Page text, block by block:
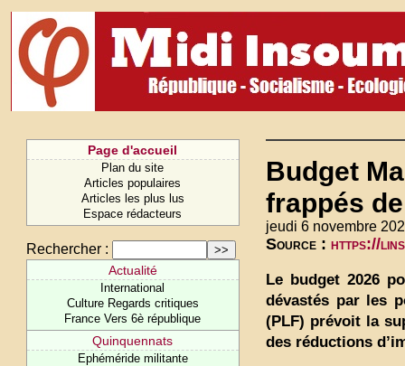
Page d'accueil
Plan du site
Articles populaires
Articles les plus lus
Espace rédacteurs
Rechercher :
Actualité
International
Culture Regards critiques
France Vers 6è république
Quinquennats
Ephéméride militante
Budget
frappés
jeudi 6 novembre
Source : https://
Le budget 2026
dévastés par les
(PLF) prévoit la
des réductions